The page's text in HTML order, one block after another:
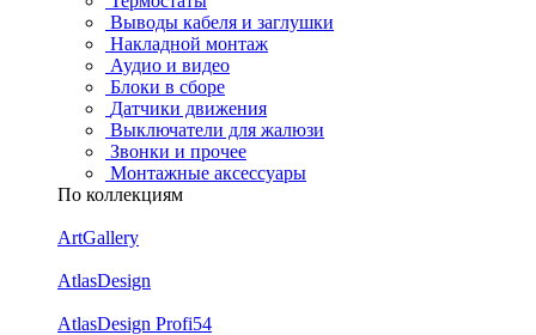
Выводы кабеля и заглушки
Накладной монтаж
Аудио и видео
Блоки в сборе
Датчики движения
Выключатели для жалюзи
Звонки и прочее
Монтажные аксессуары
По коллекциям
ArtGallery
AtlasDesign
AtlasDesign Profi54